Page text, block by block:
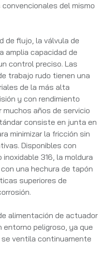
del mismo
de flujo, la válvula de
amplia capacidad de
control preciso. Las
trabajo rudo tienen una
de la más alta
y con rendimiento
muchos años de servicio
consiste en junta en
minimizar la fricción sin
Disponibles con
316, la moldura
una hechura de tapón
superiores de
alimentación de actuador
entorno peligroso, ya que
ventila continuamente